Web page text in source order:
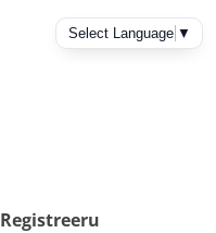
Registreeru